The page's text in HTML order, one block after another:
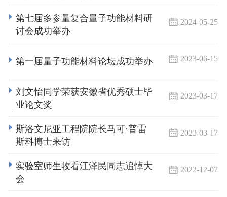
第七届多参量复合量子功能材料研
讨会成功举办
2024-05-25
第一届量子功能材料论坛成功举办 2023-06-15
刘文怡同学荣获安徽省优秀硕士毕
业论文奖
2023-03-17
斯洛文尼亚工程院院长马可·普雷
斯科博士来访
2023-03-17
实验室师生收看江泽民同志追悼大
会
2022-12-07